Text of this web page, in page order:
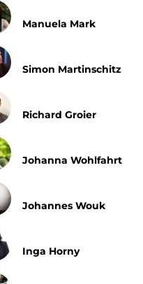
Manuela Mark
Simon Martinschitz
Richard Groier
Johanna Wohlfahrt
Johannes Wouk
Inga Horny